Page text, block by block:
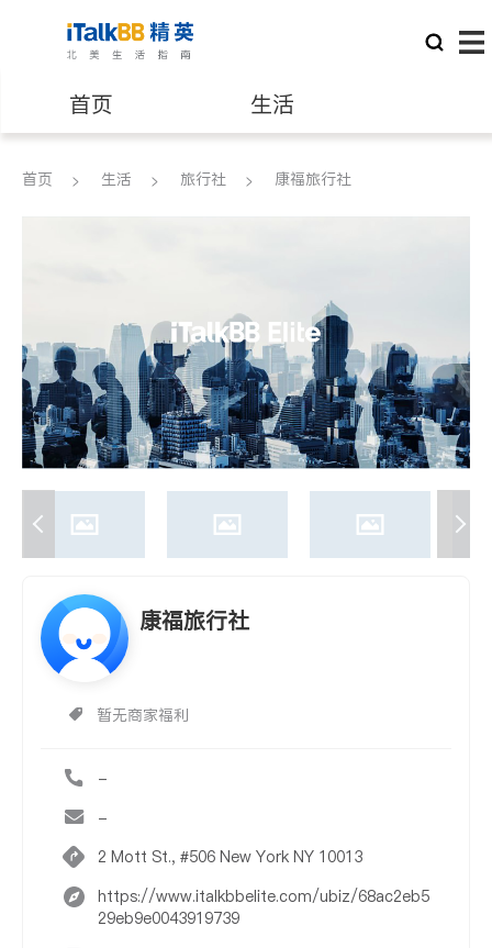
首页 生活
医生 律师
养老 非盈利组织
首页 生活 旅行社 康福旅行社
康福旅行社
暂无商家福利
-
-
2 Mott St., #506 New York NY 10013
https://www.italkbbelite.com/ubiz/68ac2eb5
29eb9e0043919739